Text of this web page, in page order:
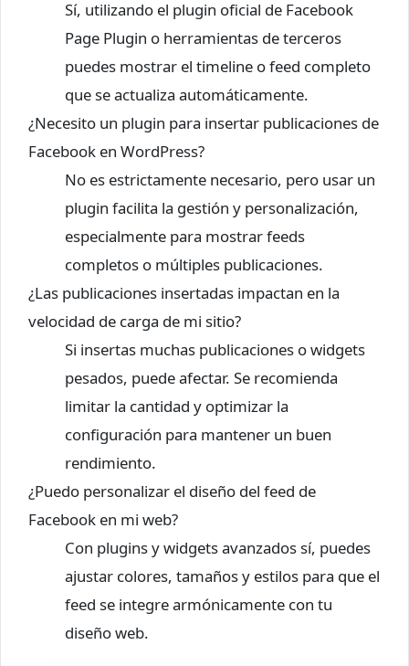
Sí, utilizando el plugin oficial de Facebook
Page Plugin o herramientas de terceros
puedes mostrar el timeline o feed completo
que se actualiza automáticamente.
¿Necesito un plugin para insertar publicaciones de
Facebook en WordPress?
No es estrictamente necesario, pero usar un
plugin facilita la gestión y personalización,
especialmente para mostrar feeds
completos o múltiples publicaciones.
¿Las publicaciones insertadas impactan en la
velocidad de carga de mi sitio?
Si insertas muchas publicaciones o widgets
pesados, puede afectar. Se recomienda
limitar la cantidad y optimizar la
configuración para mantener un buen
rendimiento.
¿Puedo personalizar el diseño del feed de
Facebook en mi web?
Con plugins y widgets avanzados sí, puedes
ajustar colores, tamaños y estilos para que el
feed se integre armónicamente con tu
diseño web.